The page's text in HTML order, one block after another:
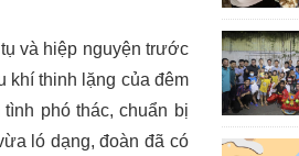
và hiệp nguyện trước
khí thinh lặng của đêm
phó thác, chuẩn bị
ló dạng, đoàn đã có